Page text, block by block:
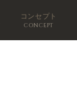
コンセプト
CONCEPT